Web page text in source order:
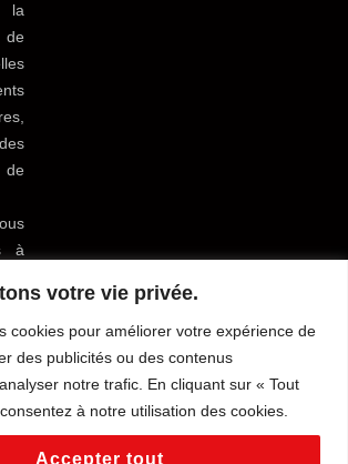
votre vie privée.
cookies pour améliorer votre expérience de
des publicités ou des contenus
notre trafic. En cliquant sur « Tout
à notre utilisation des cookies.
Accepter tout
la
de
à
à
du